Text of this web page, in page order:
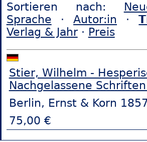
Sortieren nach:
Sprache ·Autor:in ·
Verlag & Jahr· Preis
Stier, Wilhelm -
Nachgelassene
Berlin, Ernst & Korn
75,00 €